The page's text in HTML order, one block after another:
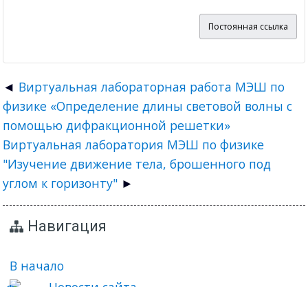
Постоянная ссылка
Виртуальная лабораторная работа МЭШ по
физике «Определение длины световой волны с
помощью дифракционной решетки»
Виртуальная лаборатория МЭШ по физике
"Изучение движение тела, брошенного под
углом к горизонту"
Навигация
В начало